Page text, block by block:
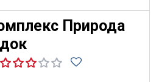
Природа